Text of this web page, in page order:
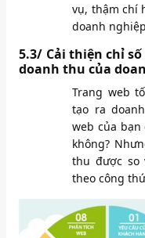
vụ, thậm chí
doanh
5.3/ Cải thiện chỉ
doanh thu của
Trang web
tạo ra
web của bạn
không?
thu được
theo công